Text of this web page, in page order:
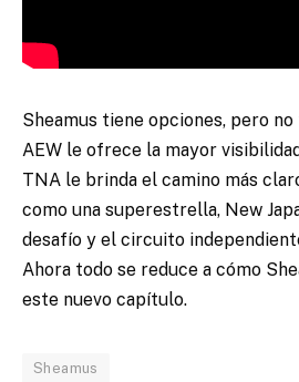
Sheamus tiene opciones, pero
AEW le ofrece la mayor
TNA le brinda el camino más
como una superestrella, New
desafío y el circuito
Ahora todo se reduce a cómo
este nuevo capítulo.
Sheamus